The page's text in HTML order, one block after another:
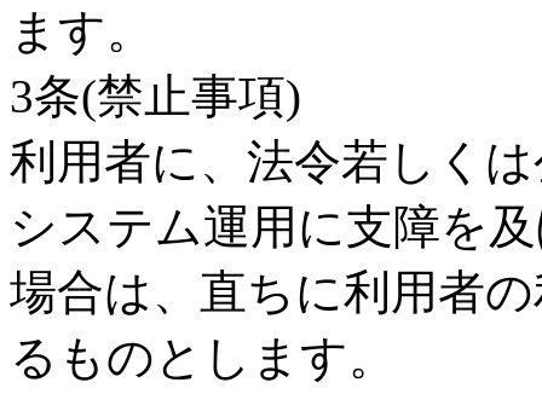
ます。
3条(禁止事項)
利用者に、法令若しく
システム運用に支障を
場合は、直ちに利用者
るものとします。